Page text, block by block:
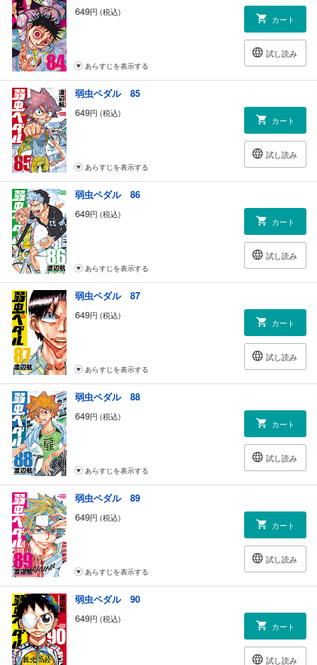
649円 (税込)
カート
試し読み
あらすじを表示する
弱虫ペダル 85
649円 (税込)
カート
試し読み
あらすじを表示する
弱虫ペダル 86
649円 (税込)
カート
試し読み
あらすじを表示する
弱虫ペダル 87
649円 (税込)
カート
試し読み
あらすじを表示する
弱虫ペダル 88
649円 (税込)
カート
試し読み
あらすじを表示する
弱虫ペダル 89
649円 (税込)
カート
試し読み
あらすじを表示する
弱虫ペダル 90
649円 (税込)
カート
試し読み